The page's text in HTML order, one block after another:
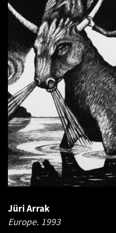
Jüri Arrak
Europe. 1993